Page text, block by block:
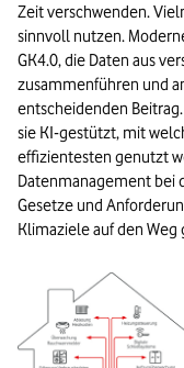
Zeit verschwenden.
sinnvoll nutzen.
GK4.0, die Daten aus
zusammenführen und
entscheidenden
sie KI-gestützt, mit
effizientesten genutzt
Datenmanagement bei
Gesetze und
Klimaziele auf den